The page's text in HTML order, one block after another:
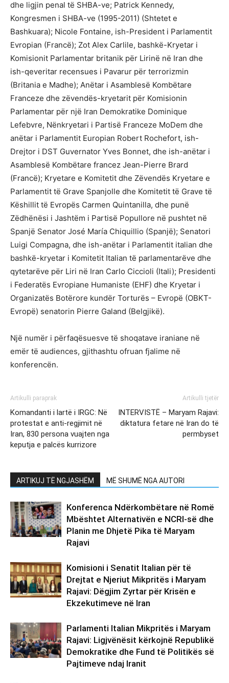
dhe ligjin penal të SHBA-ve; Patrick Kennedy,
Kongresmen i SHBA-ve (1995-2011) (Shtetet e
Bashkuara); Nicole Fontaine, ish-President i Parlamentit
Evropian (Francë); Zot Alex Carlile, bashkë-Kryetar i
Komisionit Parlamentar britanik për Lirinë në Iran dhe
ish-qeveritar recensues i Pavarur për terrorizmin
(Britania e Madhe); Anëtar i Asamblesë Kombëtare
Franceze dhe zëvendës-kryetarit për Komisionin
Parlamentar për një Iran Demokratike Dominique
Lefebvre, Nënkryetari i Partisë Franceze MoDem dhe
anëtar i Parlamentit Europian Robert Rochefort, ish-
Drejtor i DST Guvernator Yves Bonnet, dhe ish-anëtar i
Asamblesë Kombëtare francez Jean-Pierre Brard
(Francë); Kryetare e Komitetit dhe Zëvendës Kryetare e
Parlamentit të Grave Spanjolle dhe Komitetit të Grave të
Këshillit të Evropës Carmen Quintanilla, dhe punë
Zëdhënësi i Jashtëm i Partisë Popullore në pushtet në
Spanjë Senator José María Chiquillio (Spanjë); Senatori
Luigi Compagna, dhe ish-anëtar i Parlamentit italian dhe
bashkë-kryetar i Komitetit Italian të parlamentarëve dhe
qytetarëve për Liri në Iran Carlo Ciccioli (Itali); Presidenti
i Federatës Evropiane Humaniste (EHF) dhe Kryetar i
Organizatës Botërore kundër Torturës – Evropë (OBKT-
Evropë) senatorin Pierre Galand (Belgjikë).
Një numër i përfaqësuesve të shoqatave iraniane në
emër të audiences, gjithashtu ofruan fjalime në
konferencën.
Artikulli paraprak
Komandanti i lartë i IRGC: Në
protestat e anti-regjimit në
Iran, 830 persona vuajten nga
keputja e palcës kurrizore
Artikulli tjetër
INTERVISTË – Maryam Rajavi:
diktatura fetare në Iran do të
permbyset
ARTIKUJ TË NGJASHËM MË SHUMË NGA AUTORI
Konferenca Ndërkombëtare në Romë
Mbështet Alternativën e NCRI-së dhe
Planin me Dhjetë Pika të Maryam
Rajavi
Komisioni i Senatit Italian për të
Drejtat e Njeriut Mikpritës i Maryam
Rajavi: Dëgjim Zyrtar për Krisën e
Ekzekutimeve në Iran
Parlamenti Italian Mikpritës i Maryam
Rajavi: Ligjvënësit kërkojnë Republikë
Demokratike dhe Fund të Politikës së
Pajtimeve ndaj Iranit